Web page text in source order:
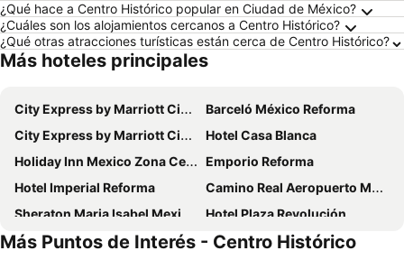
¿Qué hace a Centro Histórico popular en Ciudad de México?
¿Cuáles son los alojamientos cercanos a Centro Histórico?
¿Qué otras atracciones turísticas están cerca de Centro Histórico?
Más hoteles principales
City Express by Marriott Ciudad De México La Raza
Barceló México Reforma
City Express by Marriott Ciudad De Mexico Alameda
Hotel Casa Blanca
Holiday Inn Mexico Zona Centro By Ihg
Emporio Reforma
Hotel Imperial Reforma
Camino Real Aeropuerto Mexico
Sheraton Maria Isabel Mexico City Reforma
Hotel Plaza Revolución
City Express by Marriott Ciudad de México Tlalnepantla
Hotel Fontan Reforma
Más Puntos de Interés - Centro Histórico